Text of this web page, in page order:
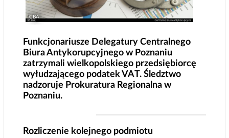
CBA
Funkcjonariusze Delegatury Centralnego
Biura Antykorupcyjnego w Poznaniu
zatrzymali wielkopolskiego przedsiębiorcę
wyłudzającego podatek VAT. Śledztwo
nadzoruje Prokuratura Regionalna w
Poznaniu.
Rozliczenie kolejnego podmiotu